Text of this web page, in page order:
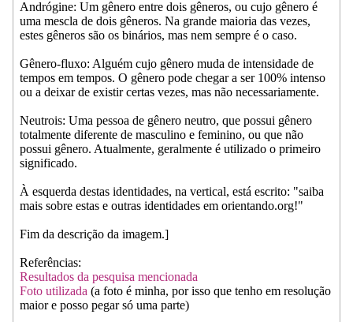
Andrógine: Um gênero entre dois gêneros, ou cujo gênero é
uma mescla de dois gêneros. Na grande maioria das vezes,
estes gêneros são os binários, mas nem sempre é o caso.
Gênero-fluxo: Alguém cujo gênero muda de intensidade de
tempos em tempos. O gênero pode chegar a ser 100% intenso
ou a deixar de existir certas vezes, mas não necessariamente.
Neutrois: Uma pessoa de gênero neutro, que possui gênero
totalmente diferente de masculino e feminino, ou que não
possui gênero. Atualmente, geralmente é utilizado o primeiro
significado.
À esquerda destas identidades, na vertical, está escrito: "saiba
mais sobre estas e outras identidades em orientando.org!"
Fim da descrição da imagem.]
Referências:
Resultados da pesquisa mencionada
Foto utilizada (a foto é minha, por isso que tenho em resolução
maior e posso pegar só uma parte)